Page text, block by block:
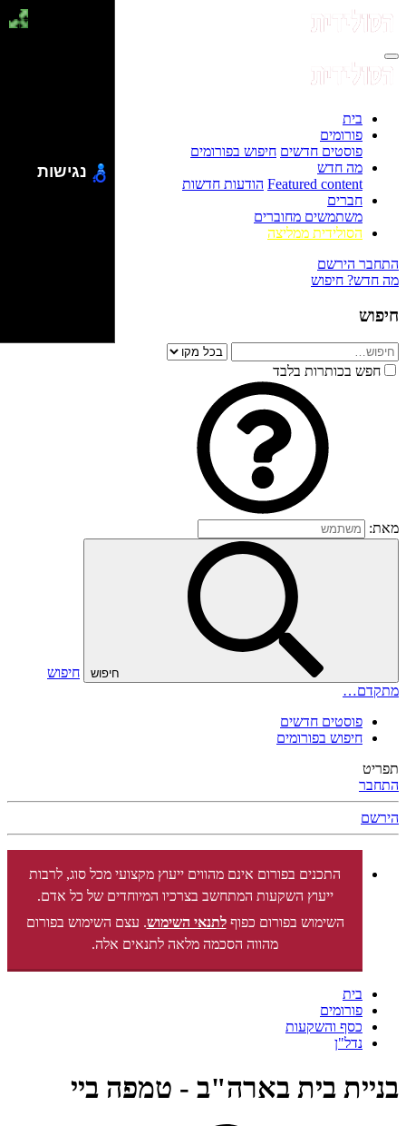
בית
פורומים
פוסטים חדשים חיפוש בפורומים
מה חדש
Featured content הודעות חדשות
חברים
משתמשים מחוברים
הסולידית ממליצה
התחבר הירשם
מה חדש? חיפוש
חיפוש
חפש בכותרות בלבד
מאת:
חיפוש
חיפוש
מתקדם…
פוסטים חדשים
חיפוש בפורומים
תפריט
התחבר
הירשם
התכנים בפורום אינם מהווים ייעוץ מקצועי מכל סוג, לרבות
ייעוץ השקעות המתחשב בצרכיו המיוחדים של כל אדם.
השימוש בפורום כפוףלתנאי השימוש. עצם השימוש בפורום
מהווה הסכמה מלאה לתנאים אלה.
בית
פורומים
כסף והשקעות
נדל"ן
בניית בית בארה"ב - טמפה ביי
נגישות